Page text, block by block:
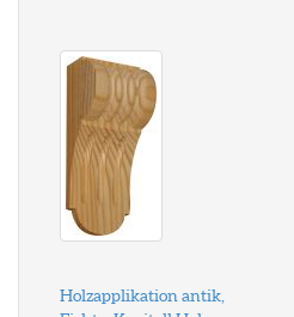
Holzapplikation antik,